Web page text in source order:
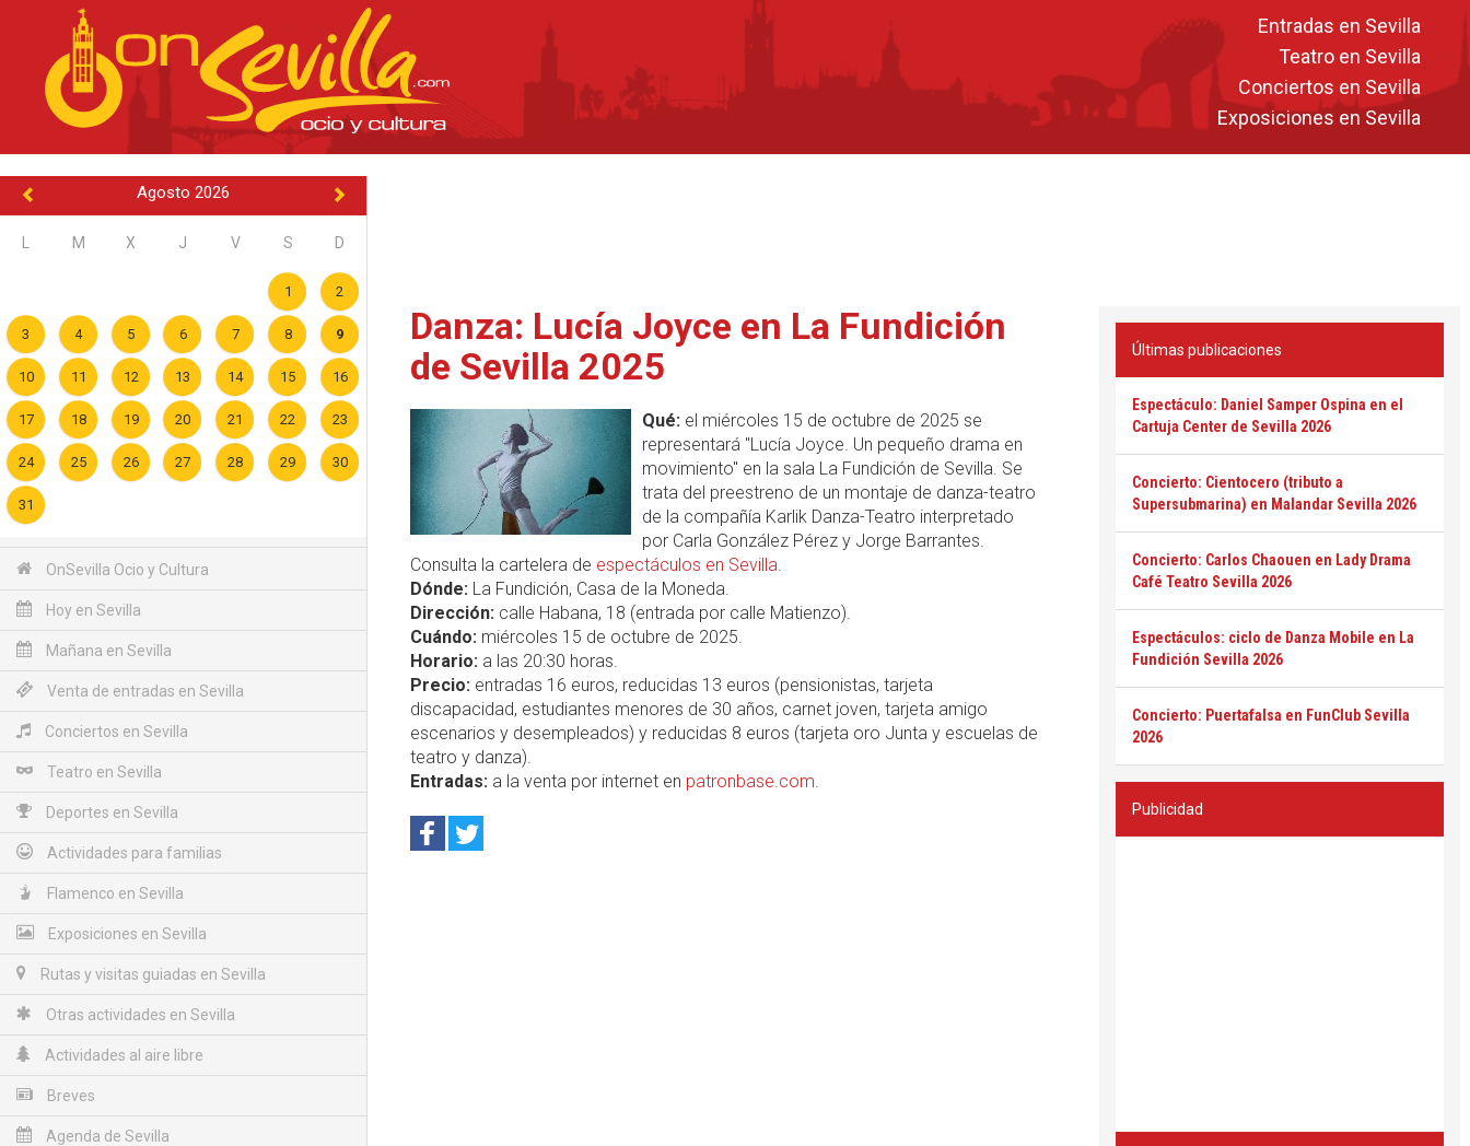
Entradas en Sevilla
Teatro en Sevilla
Conciertos en Sevilla
Exposiciones en Sevilla
Agosto 2026
M X J V S D
1 2
3 4 5 6 7 8 9
10 11 12 13 14 15 16
17 18 19 20 21 22 23
24 25 26 27 28 29 30
31
OnSevilla Ocio y Cultura
Hoy en Sevilla
Mañana en Sevilla
Venta de entradas en Sevilla
Conciertos en Sevilla
Teatro en Sevilla
Deportes en Sevilla
Actividades para familias
Flamenco en Sevilla
Exposiciones en Sevilla
Rutas y visitas guiadas en Sevilla
Otras actividades en Sevilla
Actividades al aire libre
Breves
Agenda de Sevilla
Danza: Lucía Joyce en La Fundición
de Sevilla 2025
Qué:el miércoles 15 de octubre de 2025 se
representará "Lucía Joyce. Un pequeño drama en
movimiento" en la sala La Fundición de Sevilla. Se
trata del preestreno de un montaje de danza-teatro
de la compañía Karlik Danza-Teatro interpretado
por Carla González Pérez y Jorge Barrantes.
Consulta la cartelera de espectáculos en Sevilla.
Dónde: La Fundición, Casa de la Moneda.
Dirección: calle Habana, 18 (entrada por calle Matienzo).
Cuándo: miércoles 15 de octubre de 2025.
Horario: a las 20:30 horas.
Precio: entradas 16 euros, reducidas 13 euros (pensionistas, tarjeta
discapacidad, estudiantes menores de 30 años, carnet joven, tarjeta amigo
escenarios y desempleados) y reducidas 8 euros (tarjeta oro Junta y escuelas de
teatro y danza).
Entradas: a la venta por internet en patronbase.com.
Últimas publicaciones
Espectáculo: Daniel Samper Ospina en el
Cartuja Center de Sevilla 2026
Concierto: Cientocero (tributo a
Supersubmarina) en Malandar Sevilla 2026
Concierto: Carlos Chaouen en Lady Drama
Café Teatro Sevilla 2026
Espectáculos: ciclo de Danza Mobile en La
Fundición Sevilla 2026
Concierto: Puertafalsa en FunClub Sevilla
2026
Publicidad